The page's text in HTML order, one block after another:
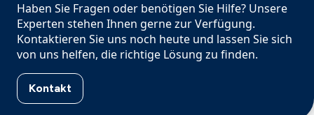
Haben Sie Fragen oder benötigen Sie Hilfe? Unsere
Experten stehen Ihnen gerne zur Verfügung.
Kontaktieren Sie uns noch heute und lassen Sie sich
von uns helfen, die richtige Lösung zu finden.
Kontakt